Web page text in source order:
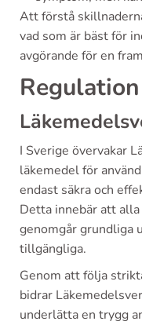
Att förstå
vad som är bäst för
avgörande för en
I Sverige övervakar
läkemedel för
endast säkra och
Detta innebär att
genomgår grundliga
tillgängliga.
Genom att följa
bidrar
underlätta en trygg